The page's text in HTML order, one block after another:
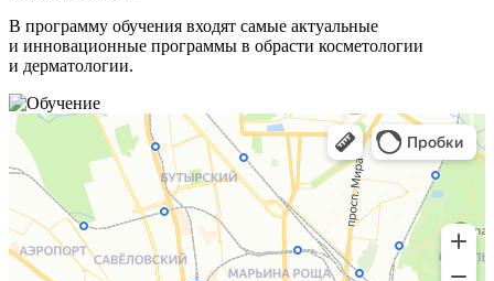
В программу обучения входят самые актуальные
и инновационные программы в обрасти косметологии
и дерматологии.